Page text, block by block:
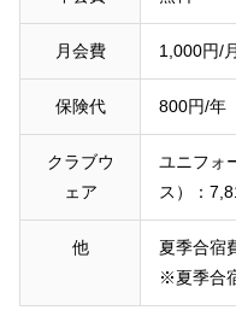
月会費 1,000円/月
保険代 800円/年
クラブウ
ェア
ユニフォ
ス）：
他
夏季合宿
※夏季合